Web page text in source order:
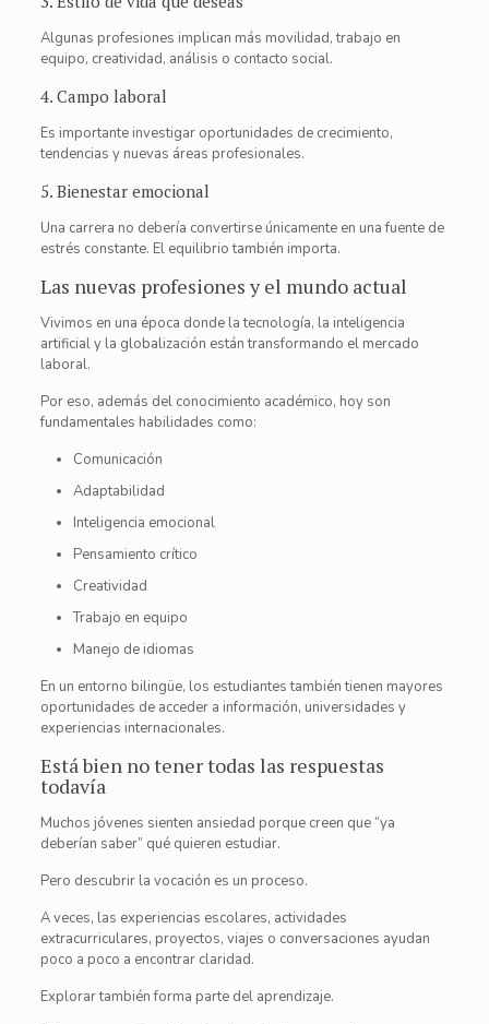
Algunas profesiones implican más movilidad, trabajo en
equipo, creatividad, análisis o contacto social.
4. Campo laboral
Es importante investigar oportunidades de crecimiento,
tendencias y nuevas áreas profesionales.
5. Bienestar emocional
Una carrera no debería convertirse únicamente en una fuente de
estrés constante. El equilibrio también importa.
Las nuevas profesiones y el mundo actual
Vivimos en una época donde la tecnología, la inteligencia
artificial y la globalización están transformando el mercado
laboral.
Por eso, además del conocimiento académico, hoy son
fundamentales habilidades como:
Comunicación
Adaptabilidad
Inteligencia emocional
Pensamiento crítico
Creatividad
Trabajo en equipo
Manejo de idiomas
En un entorno bilingüe, los estudiantes también tienen mayores
oportunidades de acceder a información, universidades y
experiencias internacionales.
Está bien no tener todas las respuestas
todavía
Muchos jóvenes sienten ansiedad porque creen que “ya
deberían saber” qué quieren estudiar.
Pero descubrir la vocación es un proceso.
A veces, las experiencias escolares, actividades
extracurriculares, proyectos, viajes o conversaciones ayudan
poco a poco a encontrar claridad.
Explorar también forma parte del aprendizaje.